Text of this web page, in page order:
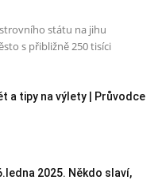
státu na jihu
s přibližně 250 tisíci
a tipy na výlety | Průvodce
2025. Někdo slaví,